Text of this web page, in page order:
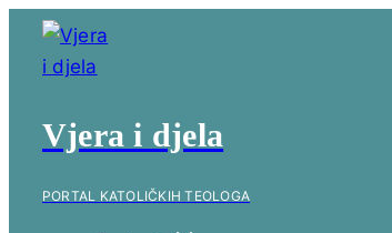
Skip
content
Vjera i djela
PORTAL KATOLIČKIH TEOLOGA